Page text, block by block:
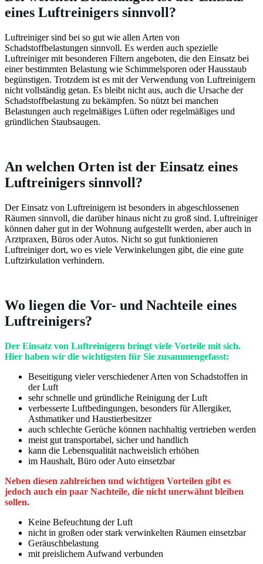
eines Luftreinigers sinnvoll?
Luftreiniger sind bei so gut wie allen Arten von
Schadstoffbelastungen sinnvoll. Es werden auch spezielle
Luftreiniger mit besonderen Filtern angeboten, die den Einsatz bei
einer bestimmten Belastung wie Schimmelsporen oder Hausstaub
begünstigen. Trotzdem ist es mit der Verwendung von Luftreinigern
nicht vollständig getan. Es bleibt nicht aus, auch die Ursache der
Schadstoffbelastung zu bekämpfen. So nützt bei manchen
Belastungen auch regelmäßiges Lüften oder regelmäßiges und
gründlichen Staubsaugen.
An welchen Orten ist der Einsatz eines
Luftreinigers sinnvoll?
Der Einsatz von Luftreinigern ist besonders in abgeschlossenen
Räumen sinnvoll, die darüber hinaus nicht zu groß sind. Luftreiniger
können daher gut in der Wohnung aufgestellt werden, aber auch in
Arztpraxen, Büros oder Autos. Nicht so gut funktionieren
Luftreiniger dort, wo es viele Verwinkelungen gibt, die eine gute
Luftzirkulation verhindern.
Wo liegen die Vor- und Nachteile eines
Luftreinigers?
Der Einsatz von Luftreinigern bringt viele Vorteile mit sich.
Hier haben wir die wichtigsten für Sie zusammengefasst:
Beseitigung vieler verschiedener Arten von Schadstoffen in
der Luft
sehr schnelle und gründliche Reinigung der Luft
verbesserte Luftbedingungen, besonders für Allergiker,
Asthmatiker und Haustierbesitzer
auch schlechte Gerüche können nachhaltig vertrieben werden
meist gut transportabel, sicher und handlich
kann die Lebensqualität nachweislich erhöhen
im Haushalt, Büro oder Auto einsetzbar
Neben diesen zahlreichen und wichtigen Vorteilen gibt es
jedoch auch ein paar Nachteile, die nicht unerwähnt bleiben
sollen.
Keine Befeuchtung der Luft
nicht in großen oder stark verwinkelten Räumen einsetzbar
Geräuschbelastung
mit preislichem Aufwand verbunden